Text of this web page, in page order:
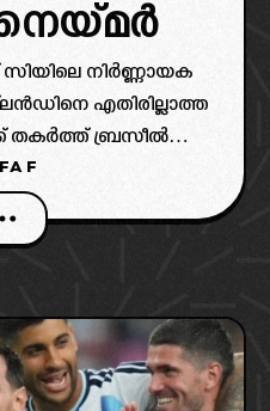
നിർണ്ണായക
എതിരില്ലാത്ത
ബ്രസീൽ
യോഗ്യത
പിന്നാലെ
നായകനെ
FAF